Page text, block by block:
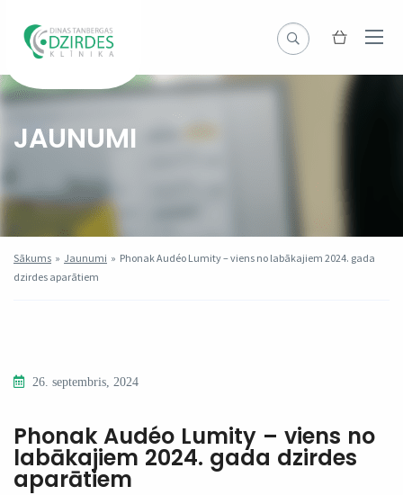
JAUNUMI
Sākums » Jaunumi » Phonak Audéo Lumity – viens no labākajiem 2024. gada
dzirdes aparātiem
26. septembris, 2024
Phonak Audéo Lumity – viens no
labākajiem 2024. gada dzirdes
aparātiem